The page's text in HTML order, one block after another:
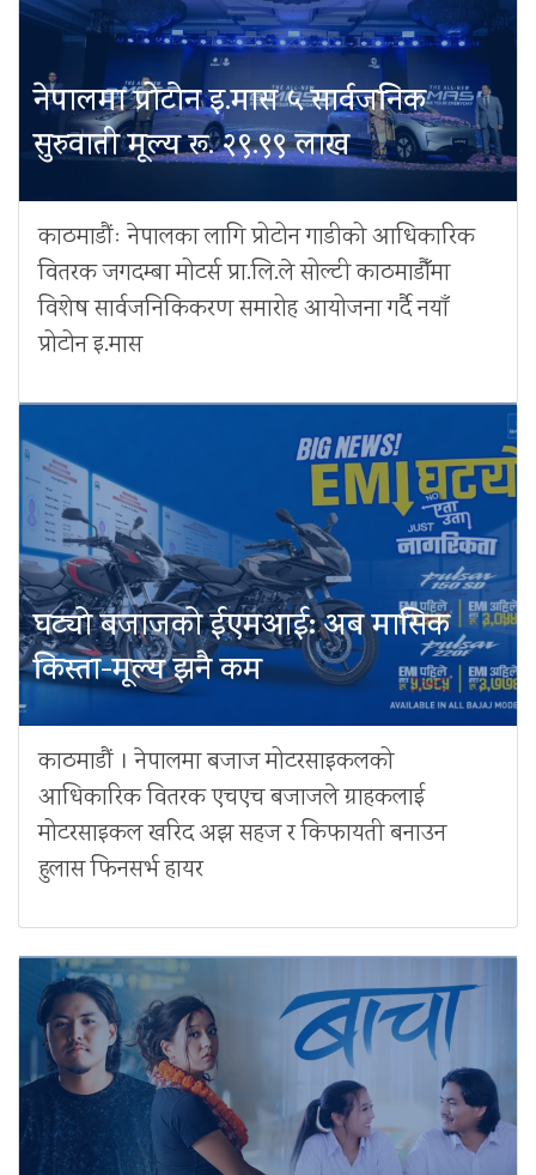
नेपालमा प्रोटोन इ.मास ५ सार्वजनिक
सुरुवाती मूल्य रू. २९.९९ लाख
काठमाडौंः नेपालका लागि प्रोटोन गाडीको आधिकारिक
वितरक जगदम्बा मोटर्स प्रा.लि.ले सोल्टी काठमाडौँमा
विशेष सार्वजनिकिकरण समारोह आयोजना गर्दै नयाँ
प्रोटोन इ.मास
घट्यो बजाजको ईएमआई: अब मासिक
किस्ता-मूल्य झनै कम
काठमाडौं । नेपालमा बजाज मोटरसाइकलको
आधिकारिक वितरक एचएच बजाजले ग्राहकलाई
मोटरसाइकल खरिद अझ सहज र किफायती बनाउन
हुलास फिनसर्भ हायर